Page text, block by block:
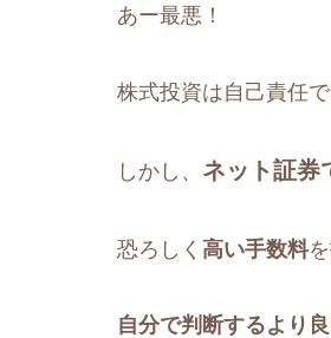
あー最悪！
株式投資は自己責任
しかし、 ネット証券
恐ろしく 高い手数料
自分で判断するより